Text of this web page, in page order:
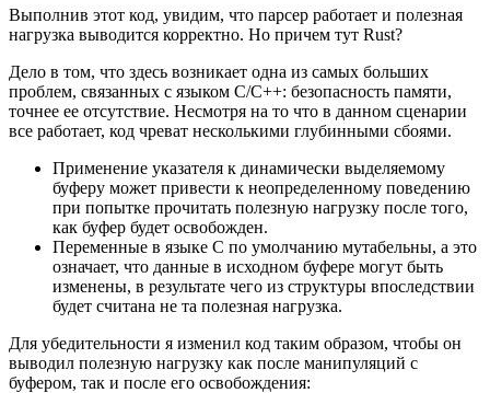
Выполнив этот код, увидим, что парсер работает и полезная
нагрузка выводится корректно. Но причем тут Rust?
Дело в том, что здесь возникает одна из самых больших
проблем, связанных с языком C/C++: безопасность памяти,
точнее ее отсутствие. Несмотря на то что в данном сценарии
все работает, код чреват несколькими глубинными сбоями.
Применение указателя к динамически выделяемому
буферу может привести к неопределенному поведению
при попытке прочитать полезную нагрузку после того,
как буфер будет освобожден.
Переменные в языке C по умолчанию мутабельны, а это
означает, что данные в исходном буфере могут быть
изменены, в результате чего из структуры впоследствии
будет считана не та полезная нагрузка.
Для убедительности я изменил код таким образом, чтобы он
выводил полезную нагрузку как после манипуляций с
буфером, так и после его освобождения: